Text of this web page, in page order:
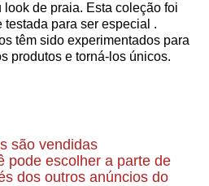
look de praia. Esta coleção foi
para ser especial .
têm sido experimentados para
produtos e torná-los únicos.
são vendidas
pode escolher a parte de
dos outros anúncios do